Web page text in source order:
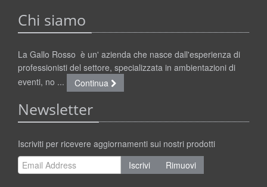
Chi siamo
La Gallo Rosso è un' azienda che nasce dall'esperienza di
professionisti del settore, specializzata in ambientazioni di
eventi, no ...
Continua
Newsletter
Iscriviti per ricevere aggiornamenti sui nostri prodotti
Iscrivi
Rimuovi